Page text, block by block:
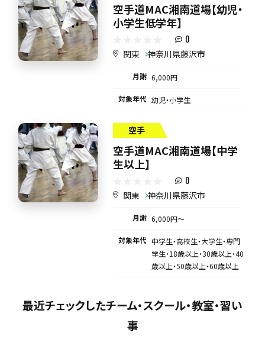
空手道MAC湘南道場【幼児・
小学生低学年】
0
関東 神奈川県藤沢市
月謝 6,000円
対象年代 幼児・小学生
空手
空手道MAC湘南道場【中学
生以上】
0
関東 神奈川県藤沢市
月謝 6,000円〜
対象年代 中学生・高校生・大学生・専門
学生・18歳以上・30歳以上・40
歳以上・50歳以上・60歳以上
最近チェックしたチーム・スクール・教室・習い
事